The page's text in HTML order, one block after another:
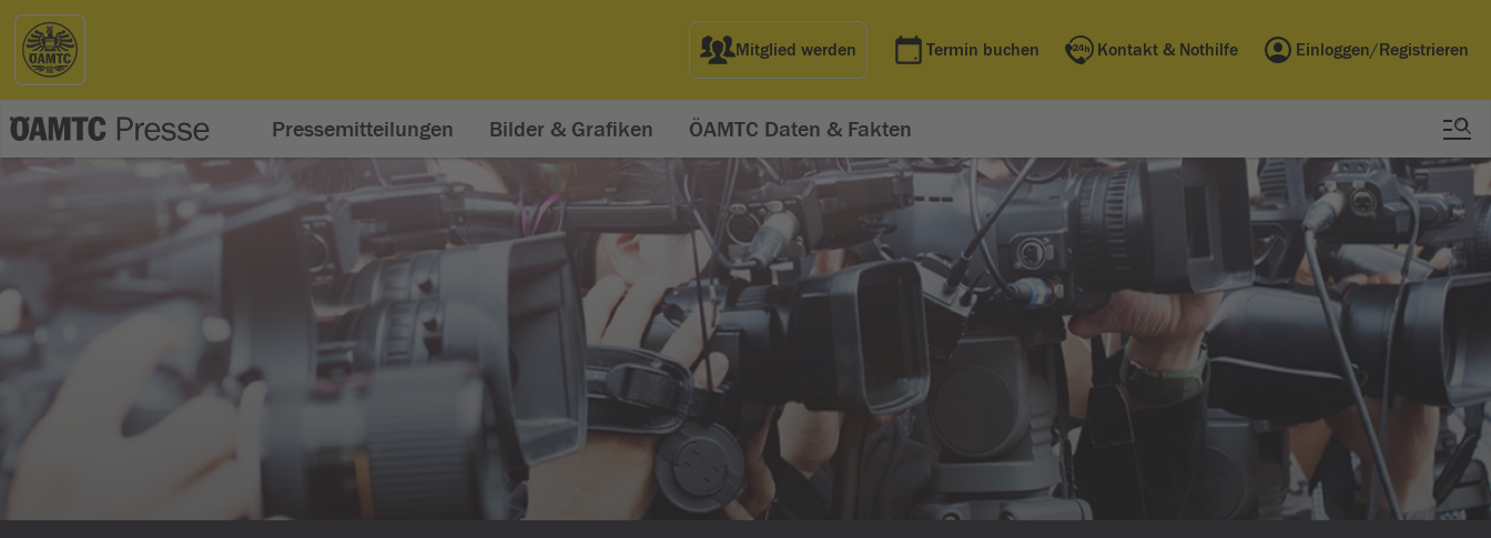
Mitglied werden Termin buchen Kontakt & Nothilfe Einloggen/Registrieren
Pressemitteilungen Bilder & Grafiken ÖAMTC Daten & Fakten